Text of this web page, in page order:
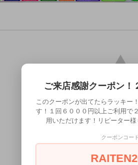
ご来店感謝クーポン！
このクーポンが出てたらラッキー
す！１回６０００円以上ご利用で
用いただけます！リピーター様
クーポンコー